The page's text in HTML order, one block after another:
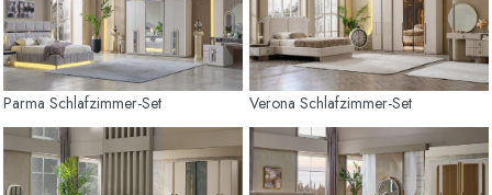
Parma Schlafzimmer-Set Verona Schlafzimmer-Set